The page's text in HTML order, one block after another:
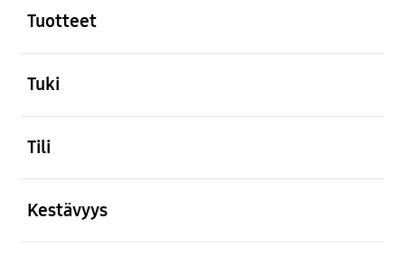
Tuotteet
Tuki
Tili
Kestävyys